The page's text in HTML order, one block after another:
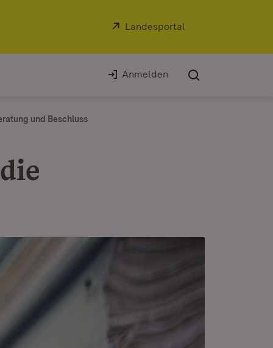
Extern:
Landesportal
Anmelden
und Beschluss